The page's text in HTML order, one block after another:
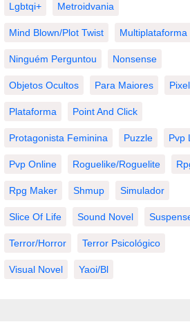
Lgbtqi+ Metroidvania
Mind Blown/plot Twist Multiplataforma
Ninguém Perguntou Nonsense
Objetos Ocultos Para Maiores
Plataforma Point And Click
Protagonista Feminina Puzzle Pvp
Pvp Online Roguelike/roguelite
Rpg Maker Shmup Simulador
Slice Of Life Sound Novel
Terror/horror Terror Psicológico
Visual Novel Yaoi/bl